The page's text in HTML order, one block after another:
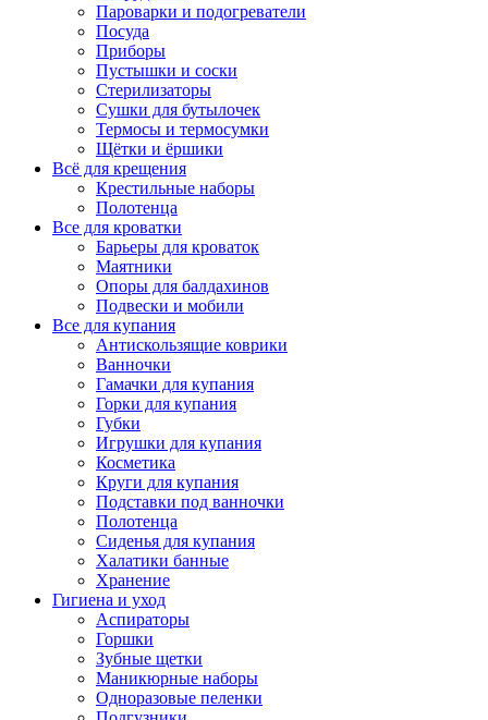
Пароварки и подогреватели
Посуда
Приборы
Пустышки и соски
Стерилизаторы
Сушки для бутылочек
Термосы и термосумки
Щётки и ёршики
Всё для крещения
Крестильные наборы
Полотенца
Все для кроватки
Барьеры для кроваток
Маятники
Опоры для балдахинов
Подвески и мобили
Все для купания
Антискользящие коврики
Ванночки
Гамачки для купания
Горки для купания
Губки
Игрушки для купания
Косметика
Круги для купания
Подставки под ванночки
Полотенца
Сиденья для купания
Халатики банные
Хранение
Гигиена и уход
Аспираторы
Горшки
Зубные щетки
Маникюрные наборы
Одноразовые пеленки